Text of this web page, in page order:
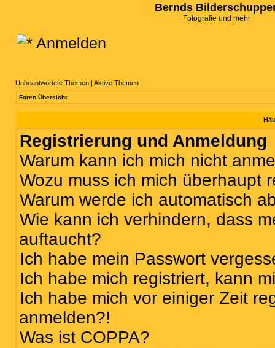
Bernds
Fotografie und mehr
Anmelden
Unbeantwortete Themen | Aktive Themen
Foren-Übersicht
Registrierung und Anmeldung
Warum kann ich mich nicht
Wozu muss ich mich überhaupt
Warum werde ich automatisch
Wie kann ich verhindern, dass
auftaucht?
Ich habe mein Passwort
Ich habe mich registriert, kann
Ich habe mich vor einiger Zeit
anmelden?!
Was ist COPPA?